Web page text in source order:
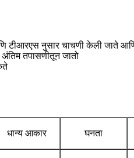
टीआरएस नुसार चाचणी केली जाते
तपासणीतून जातो
धान्य आकार घनता